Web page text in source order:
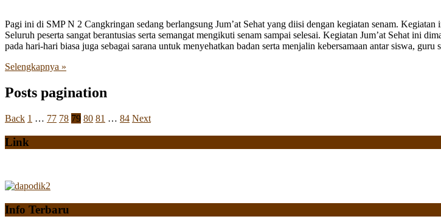
Pagi ini di SMP N 2 Cangkringan sedang berlangsung Jum’at Sehat yang diisi dengan kegiatan senam.
Seluruh peserta sangat berantusias serta semangat mengikuti senam sampai selesai. Kegiatan Jum’at Sehat ini
pada hari-hari biasa juga sebagai sarana untuk menyehatkan badan serta menjalin kebersamaan antar siswa,
Selengkapnya »
Posts pagination
Back 1 … 77 78 79 80 81 … 84 Next
Link
Info Terbaru